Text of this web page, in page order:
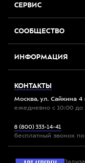
СЕРВИС
СООБЩЕСТВО
ИНФОРМАЦИЯ
КОНТАКТЫ
Москва, ул. Сайкина
ежедневно с 10:00 до
8 (800) 333-14-41
бесплатный звонок по